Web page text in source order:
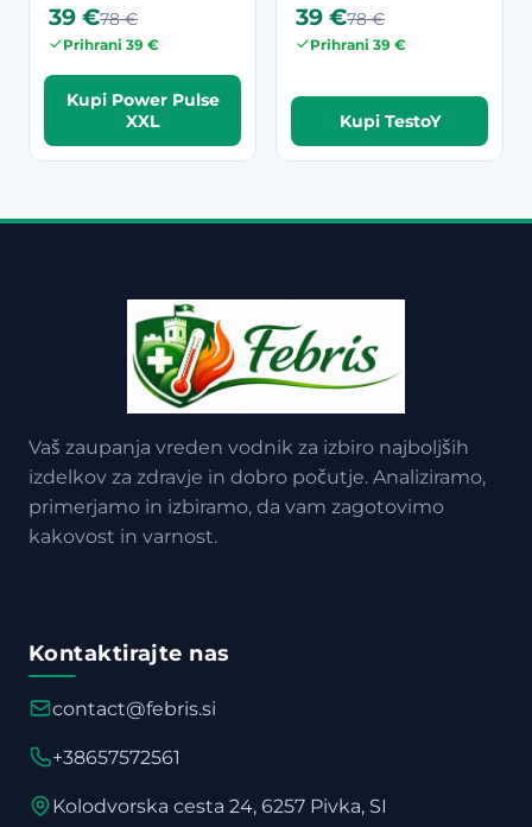
39 €78 €
Prihrani 39 €
Kupi Power Pulse
XXL
39 €78 €
Prihrani 39 €
Kupi TestoY
Vaš zaupanja vreden vodnik za izbiro najboljših
izdelkov za zdravje in dobro počutje. Analiziramo,
primerjamo in izbiramo, da vam zagotovimo
kakovost in varnost.
Kontaktirajte nas
contact@febris.si
+38657572561
Kolodvorska cesta 24, 6257 Pivka, SI